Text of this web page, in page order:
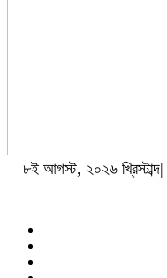
৮ই আগস্ট, ২০২৬ খ্রিস্টাব্দ|